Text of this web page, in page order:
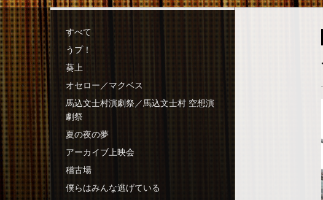
すべて
うプ！
葵上
オセロー／マクベス
馬込文士村演劇祭／馬込文士村 空想演
劇祭
夏の夜の夢
アーカイブ上映会
稽古場
僕らはみんな逃げている